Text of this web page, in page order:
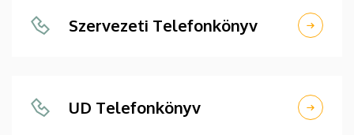
Szervezeti Telefonkönyv
UD Telefonkönyv